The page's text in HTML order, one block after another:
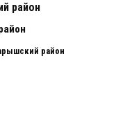
район
район